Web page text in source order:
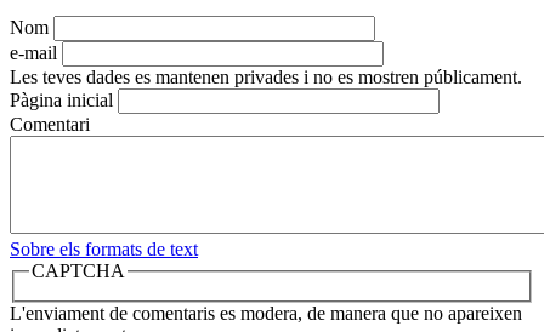
Nom
e-mail
Les teves dades es mantenen privades i no es mostren públicament.
Pàgina inicial
Comentari
Sobre els formats de text
CAPTCHA
L'enviament de comentaris es modera, de manera que no apareixen